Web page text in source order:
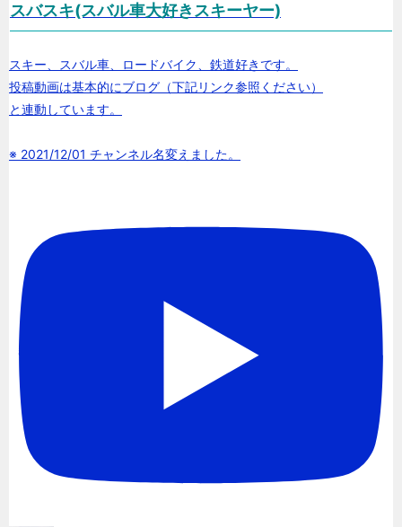
スバスキ(スバル車大好きスキーヤー)
スキー、スバル車、ロードバイク、鉄道好きです。
投稿動画は基本的にブログ（下記リンク参照ください）
と連動しています。
※ 2021/12/01 チャンネル名変えました。